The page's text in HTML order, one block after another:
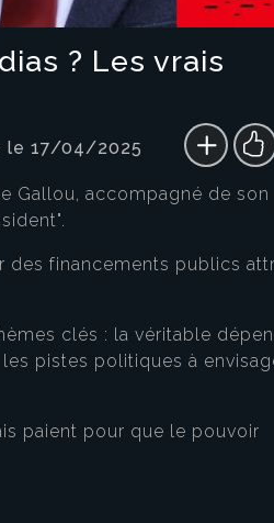
? Les vrais
le 17/04/2025
Gallou, accompagné de son
des financements publics
clés : la véritable
pistes politiques à
paient pour que le pouvoir